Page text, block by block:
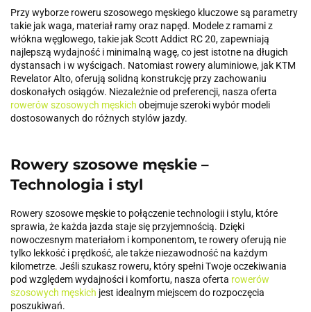
Przy wyborze roweru szosowego męskiego kluczowe są parametry
takie jak waga, materiał ramy oraz napęd. Modele z ramami z
włókna węglowego, takie jak Scott Addict RC 20, zapewniają
najlepszą wydajność i minimalną wagę, co jest istotne na długich
dystansach i w wyścigach. Natomiast rowery aluminiowe, jak KTM
Revelator Alto, oferują solidną konstrukcję przy zachowaniu
doskonałych osiągów. Niezależnie od preferencji, nasza oferta
rowerów szosowych męskich obejmuje szeroki wybór modeli
dostosowanych do różnych stylów jazdy.
Rowery szosowe męskie –
Technologia i styl
Rowery szosowe męskie to połączenie technologii i stylu, które
sprawia, że każda jazda staje się przyjemnością. Dzięki
nowoczesnym materiałom i komponentom, te rowery oferują nie
tylko lekkość i prędkość, ale także niezawodność na każdym
kilometrze. Jeśli szukasz roweru, który spełni Twoje oczekiwania
pod względem wydajności i komfortu, nasza oferta rowerów
szosowych męskich jest idealnym miejscem do rozpoczęcia
poszukiwań.